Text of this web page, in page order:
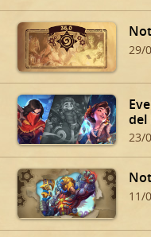
29/
del
23/
11/